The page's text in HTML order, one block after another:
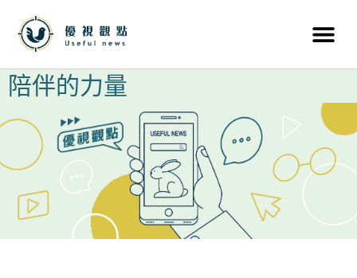
陪伴的力量